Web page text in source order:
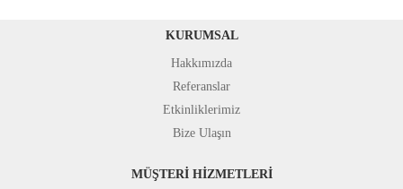
KURUMSAL
Hakkımızda
Referanslar
Etkinliklerimiz
Bize Ulaşın
MÜŞTERİ HİZMETLERİ